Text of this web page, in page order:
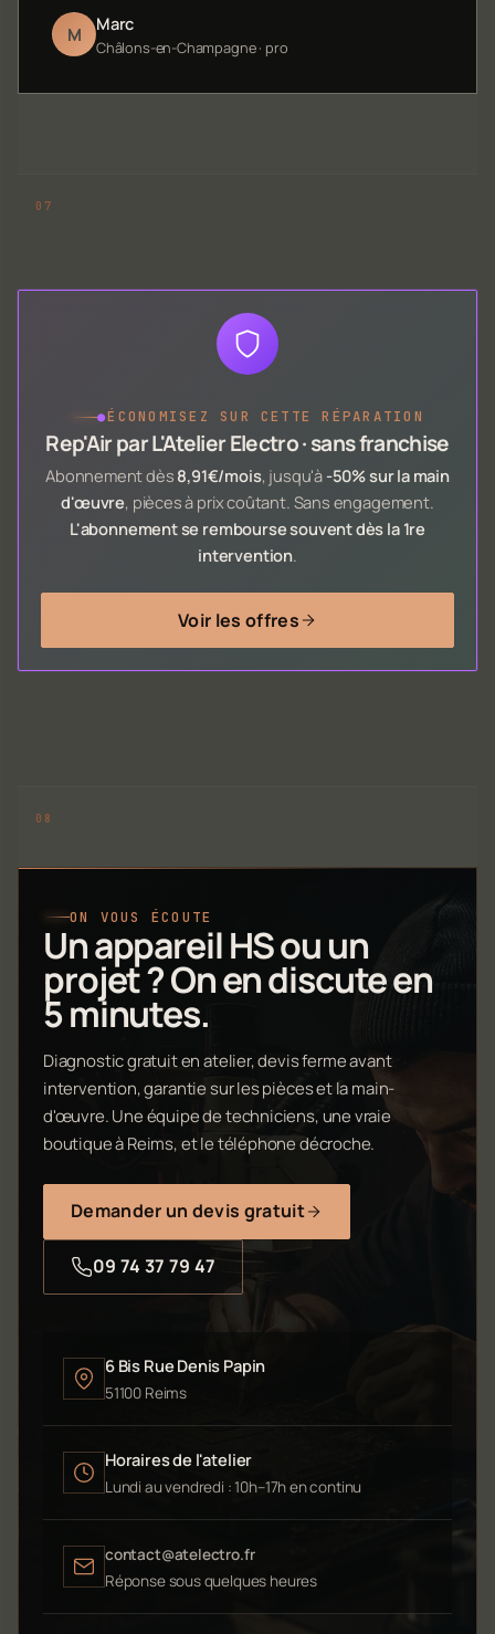
M Marc
Châlons-en-Champagne · pro
●ÉCONOMISEZ SUR CETTE RÉPARATION
Rep'Air par L'Atelier Electro · sans franchise
Abonnement dès 8,91€/mois, jusqu'à -50% sur la main
d'œuvre, pièces à prix coûtant. Sans engagement.
L'abonnement se rembourse souvent dès la 1re
intervention.
Voir les offres
ON VOUS ÉCOUTE
Un appareil HS ou un
projet ? On en discute en
5 minutes.
Diagnostic gratuit en atelier, devis ferme avant
intervention, garantie sur les pièces et la main-
d'œuvre. Une équipe de techniciens, une vraie
boutique à Reims, et le téléphone décroche.
Demander un devis gratuit
09 74 37 79 47
6 Bis Rue Denis Papin
51100 Reims
Horaires de l'atelier
Lundi au vendredi : 10h–17h en continu
contact@atelectro.fr
Réponse sous quelques heures